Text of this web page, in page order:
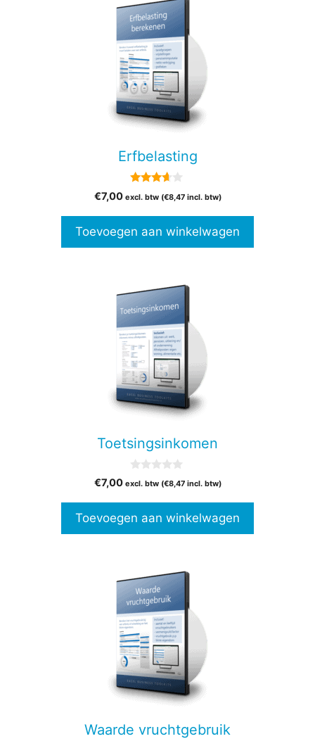
Erfbelasting
van 5
€7,00 excl. btw (€8,47incl. btw)
Toevoegen aan winkelwagen
Toetsingsinkomen
v
5
€7,00 excl. btw (€8,47incl. btw)
Toevoegen aan winkelwagen
Waarde vruchtgebruik